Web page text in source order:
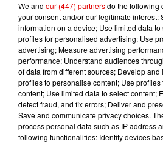
AMIR
A L'imparfaite
MARINE
Coeur
We and our (447) partnersdo the following
your consent and/or our legitimate interest:
information on a device; Use limited data
profiles for personalised advertising; Use
advertising; Measure advertising
performance; Understand audiences
of data from different sources; Develop
profiles to personalise content; Use
content; Use limited data to select content;
detect fraud, and fix errors; Deliver and
Save and communicate privacy choices.
process personal data such as IP address
following functionalities: Identify devices